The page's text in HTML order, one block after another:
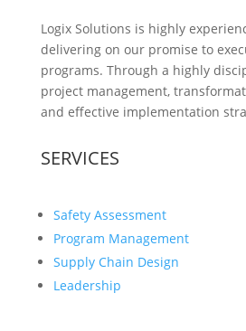
Logix Solutions is highly
delivering on our promise to
programs. Through a highly
project management,
and effective implementation
SERVICES
Safety Assessment
Program Management
Supply Chain Design
Leadership